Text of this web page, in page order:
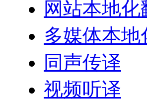
网站本地化
多媒体本地
同声传译
视频听译